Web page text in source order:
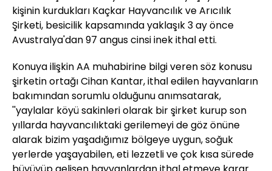
kişinin kurdukları Kaçkar Hayvancılık ve Arıcılık
Şirketi, besicilik kapsamında yaklaşık 3 ay önce
Avustralya'dan 97 angus cinsi inek ithal etti.
Konuya ilişkin AA muhabirine bilgi veren söz konusu
şirketin ortağı Cihan Kantar, ithal edilen hayvanların
bakımından sorumlu olduğunu anımsatarak,
''yaylalar köyü sakinleri olarak bir şirket kurup son
yıllarda hayvancılıktaki gerilemeyi de göz önüne
alarak bizim yaşadığımız bölgeye uygun, soğuk
yerlerde yaşayabilen, eti lezzetli ve çok kısa sürede